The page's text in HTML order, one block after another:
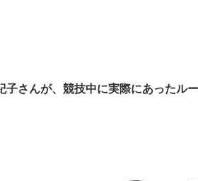
さんが、競技中に実際にあったル